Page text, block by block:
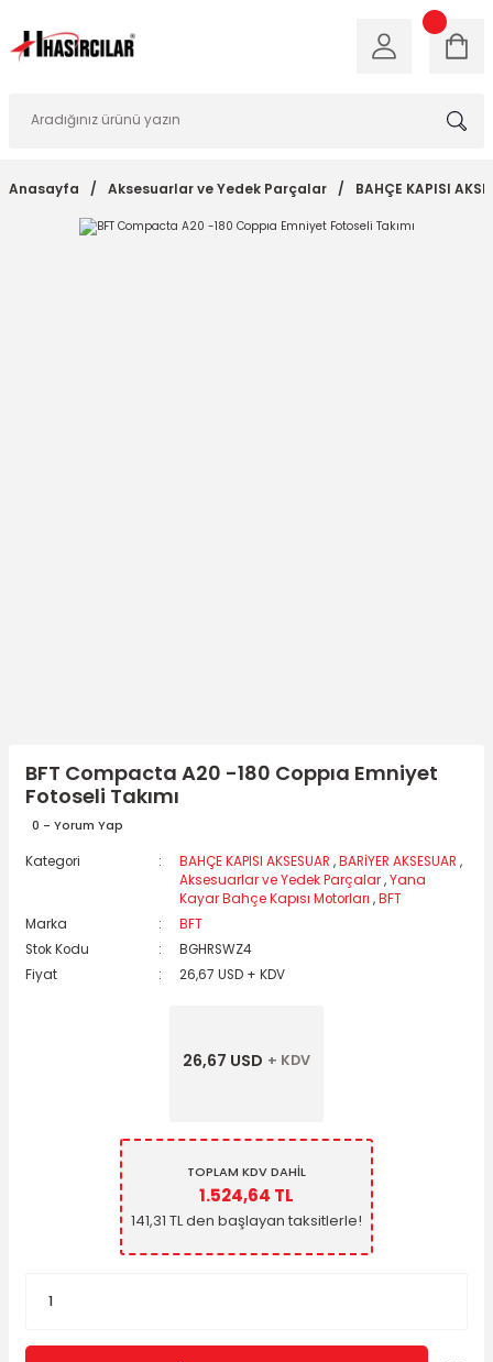
Anasayfa Aksesuarlar ve Yedek Parçalar BAHÇE KAPISI
BFT Compacta A20 -180 Coppıa Emniyet
Fotoseli Takımı
0 - Yorum Yap
Kategori BAHÇE KAPISI AKSESUAR ,BARİYER AKSESUAR ,
Aksesuarlar ve Yedek Parçalar ,Yana
Kayar Bahçe Kapısı Motorları ,BFT
Marka
BFT
Stok Kodu
BGHRSWZ4
Fiyat
26,67 USD + KDV
26,67 USD + KDV
TOPLAM KDV DAHİL
1.524,64 TL
141,31 TL den başlayan taksitlerle!